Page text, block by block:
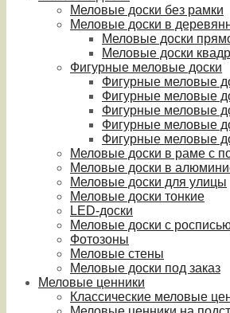
Меловые доски без рамки
Меловые доски в
Меловые доски
Меловые доски
Фигурные меловые доски
Фигурные меловые
Фигурные меловые
Фигурные меловые
Фигурные меловые
Фигурные меловые
Меловые доски в раме с
Меловые доски в
Меловые доски для улицы
Меловые доски тонкие
LED-доски
Меловые доски с
Фотозоны
Меловые стены
Меловые доски под заказ
Меловые ценники
Классические меловые